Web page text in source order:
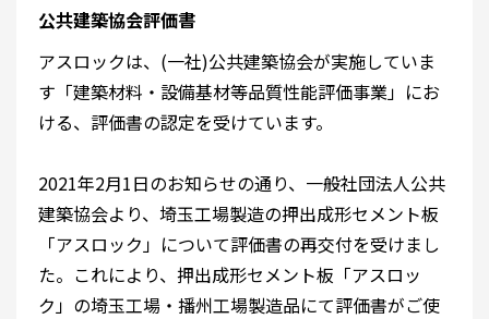
公共建築協会評価書
アスロックは、(一社)公共建築協会が実施していま
す「建築材料・設備基材等品質性能評価事業」にお
ける、評価書の認定を受けています。
2021年2月1日のお知らせの通り、一般社団法人公共
建築協会より、埼玉工場製造の押出成形セメント板
「アスロック」について評価書の再交付を受けまし
た。これにより、押出成形セメント板「アスロッ
ク」の埼玉工場・播州工場製造品にて評価書がご使